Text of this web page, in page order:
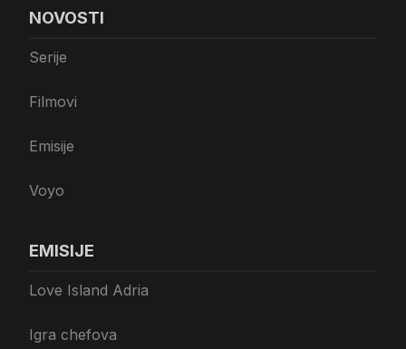
NOVOSTI
Serije
Filmovi
Emisije
Voyo
EMISIJE
Love Island Adria
Igra chefova